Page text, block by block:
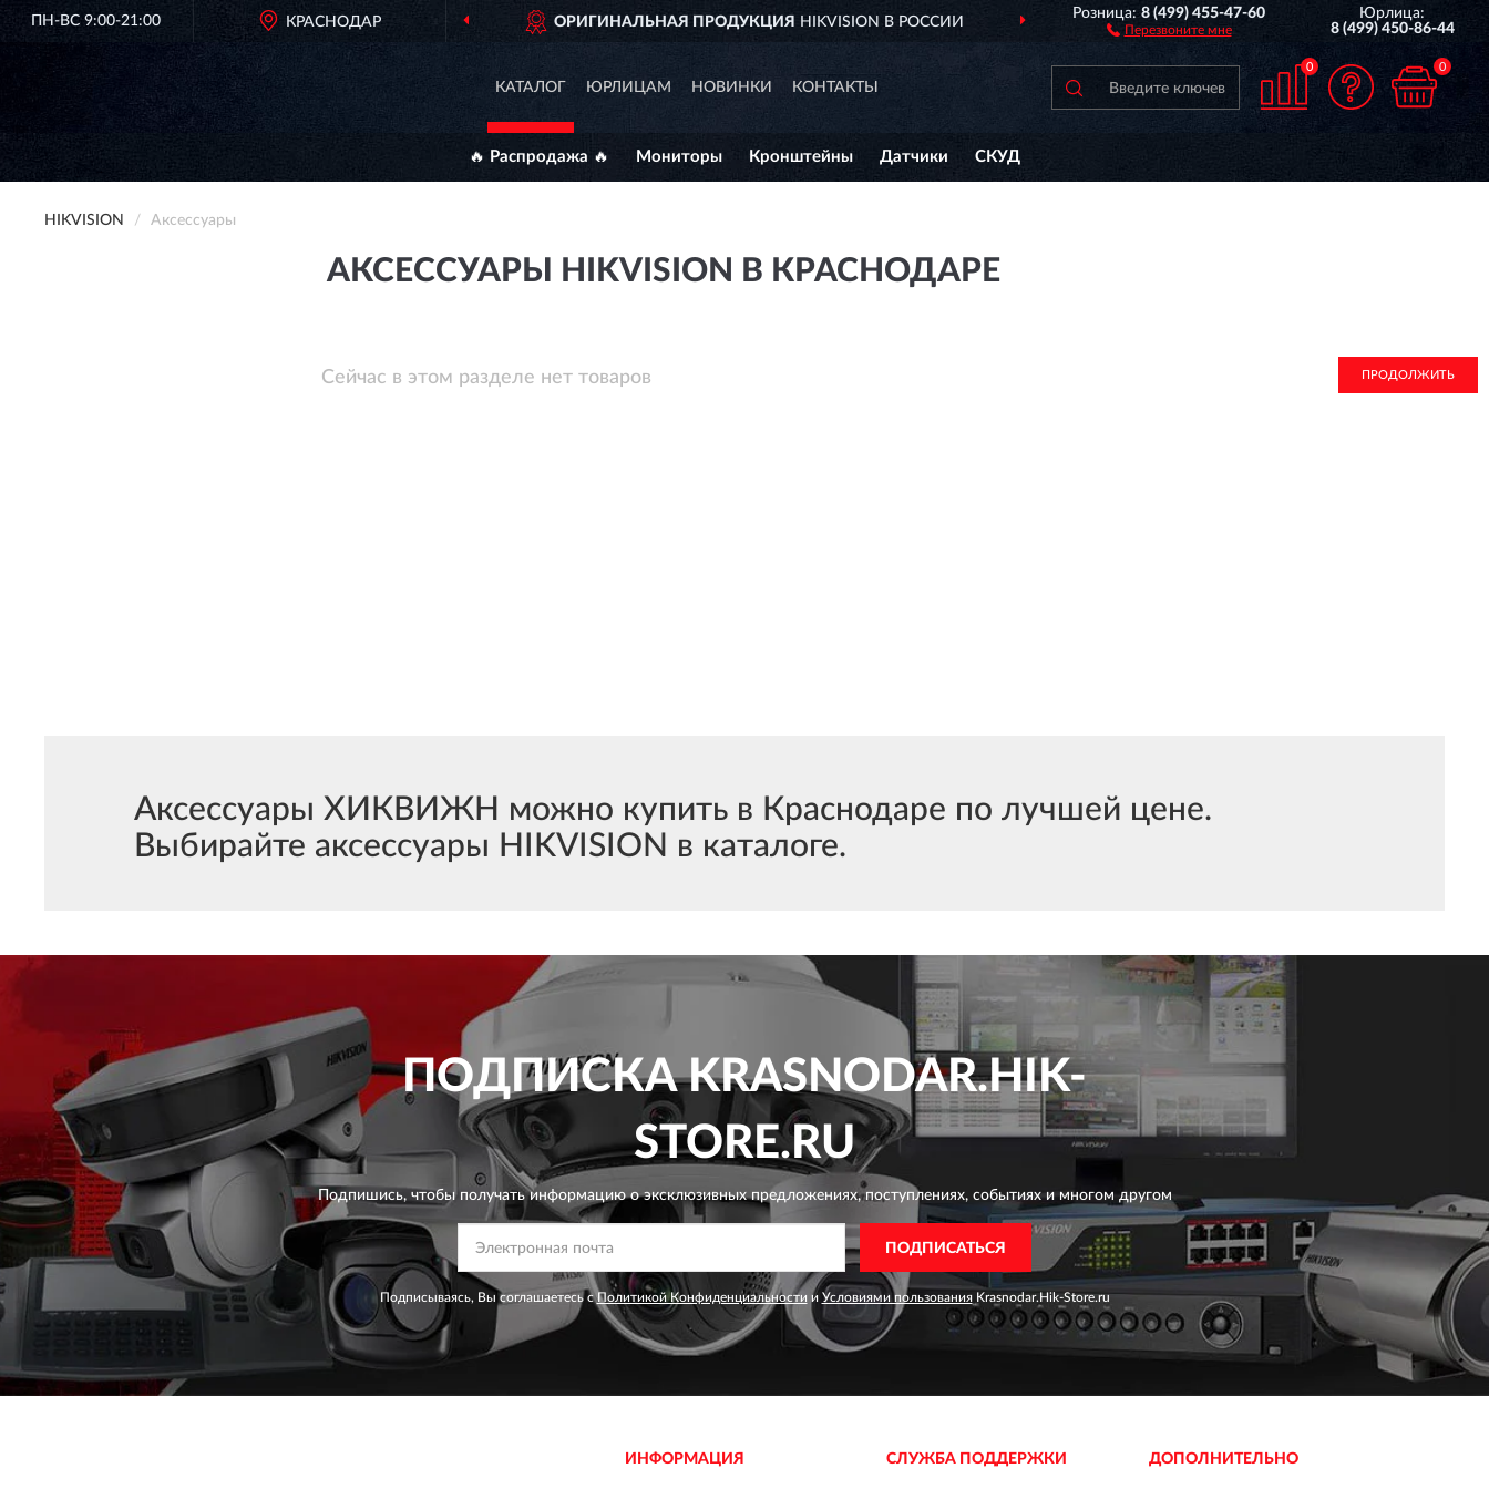
ПН-ВС 9:00-21:00 КРАСНОДАР ОРИГИНАЛЬНАЯ ПРОДУКЦИЯ HIKVISION В РОССИИ ДОСТАВИМ ПО ВСЕЙ РОССИИ
Розница:8 (499) 455-47-60
Перезвоните мне
Юрлица:
8 (499) 450-86-44
КАТАЛОГ ЮРЛИЦАМ НОВИНКИ КОНТАКТЫ
0 0
🔥 Распродажа 🔥 Мониторы Кронштейны Датчики СКУД
HIKVISION Аксессуары
АКСЕССУАРЫ HIKVISION В КРАСНОДАРЕ
Сейчас в этом разделе нет товаров ПРОДОЛЖИТЬ
Аксессуары ХИКВИЖН можно купить в Краснодаре по лучшей цене.
Выбирайте аксессуары HIKVISION в каталоге.
ПОДПИСКАKRASNODAR.HIK-
STORE.RU
Подпишись, чтобы получать информацию о эксклюзивных предложениях,поступлениях, событиях и многом другом
ПОДПИСАТЬСЯ
Подписываясь, Вы соглашаетесь сПолитикой Конфиденциальности и Условиями пользованияKrasnodar.Hik-Store.ru
ИНФОРМАЦИЯ СЛУЖБА ПОДДЕРЖКИ ДОПОЛНИТЕЛЬНО